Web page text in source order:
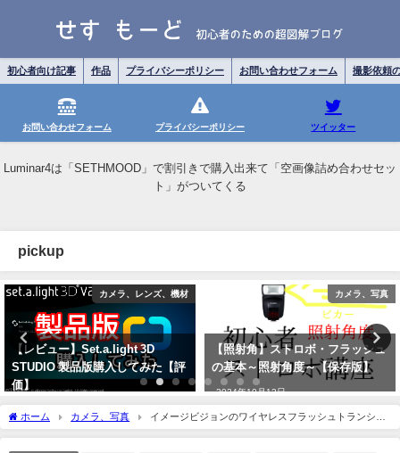
初心者向け記事 作品 プライバシーポリシー お問い合わせフォーム 撮影依頼
お問い合わせフォーム プライバシーポリシー ツイッター
Luminar4は「SETHMOOD」で割引きで購入出来て「空画像詰め合わせセッ
ト」がついてくる
pickup
カメラ、レンズ、機材
【レビュー】Set.a.light 3D
STUDIO 製品版購入してみた【評
価】
カメラ、写真
【照射角】ストロボ・フラッシュ
の基本～照射角度～【保存版】
2024年10月12日
ホーム カメラ、写真
イメージビジョンのワイヤレスフラッシュトランシー
バーCactus V6IIの説明書が不親切過ぎてブチ切れた話。